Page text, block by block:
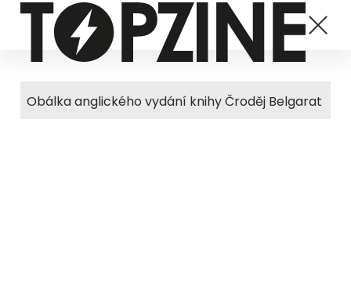
Obálka anglického vydání knihy Čroděj Belgarat